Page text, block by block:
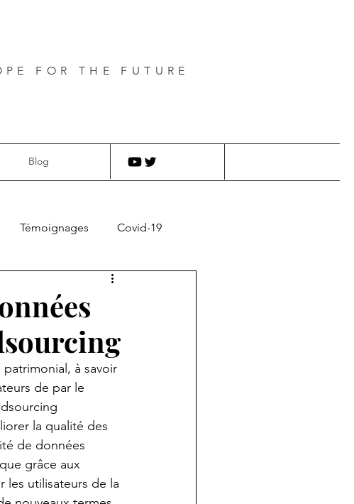
FOR THE FUTURE
Blog
Témoignages Covid-19
à savoir
de par le
la qualité des
de données
grâce aux
les utilisateurs de la